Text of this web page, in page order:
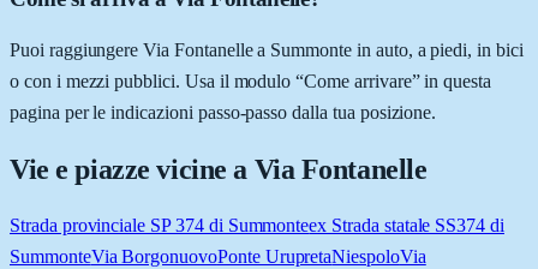
Puoi raggiungere Via Fontanelle a Summonte in auto, a piedi, in bici
o con i mezzi pubblici. Usa il modulo “Come arrivare” in questa
pagina per le indicazioni passo-passo dalla tua posizione.
Vie e piazze vicine a Via Fontanelle
Strada provinciale SP 374 di Summonteex Strada statale SS374 di
SummonteVia BorgonuovoPonte UrupretaNiespoloVia